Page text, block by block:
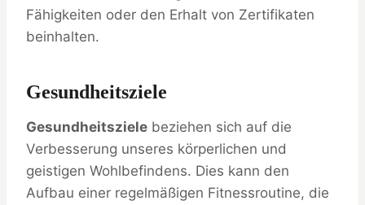
Fähigkeiten oder den Erhalt von Zertifikaten
beinhalten.
Gesundheitsziele
Gesundheitsziele beziehen sich auf die
Verbesserung unseres körperlichen und
geistigen Wohlbefindens. Dies kann den
Aufbau einer regelmäßigen Fitnessroutine, die